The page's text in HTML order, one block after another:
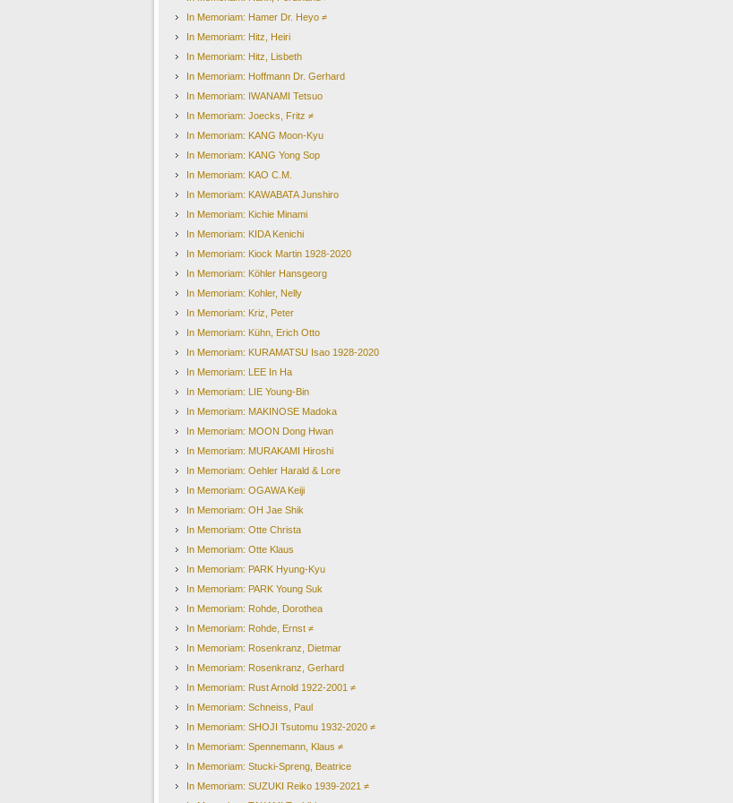
In Memoriam: Hamer Dr. Heyo ≠
In Memoriam: Hitz, Heiri
In Memoriam: Hitz, Lisbeth
In Memoriam: Hoffmann Dr. Gerhard
In Memoriam: IWANAMI Tetsuo
In Memoriam: Joecks, Fritz ≠
In Memoriam: KANG Moon-Kyu
In Memoriam: KANG Yong Sop
In Memoriam: KAO C.M.
In Memoriam: KAWABATA Junshiro
In Memoriam: Kichie Minami
In Memoriam: KIDA Kenichi
In Memoriam: Kiock Martin 1928-2020
In Memoriam: Köhler Hansgeorg
In Memoriam: Kohler, Nelly
In Memoriam: Kriz, Peter
In Memoriam: Kühn, Erich Otto
In Memoriam: KURAMATSU Isao 1928-2020
In Memoriam: LEE In Ha
In Memoriam: LIE Young-Bin
In Memoriam: MAKINOSE Madoka
In Memoriam: MOON Dong Hwan
In Memoriam: MURAKAMI Hiroshi
In Memoriam: Oehler Harald & Lore
In Memoriam: OGAWA Keiji
In Memoriam: OH Jae Shik
In Memoriam: Otte Christa
In Memoriam: Otte Klaus
In Memoriam: PARK Hyung-Kyu
In Memoriam: PARK Young Suk
In Memoriam: Rohde, Dorothea
In Memoriam: Rohde, Ernst ≠
In Memoriam: Rosenkranz, Dietmar
In Memoriam: Rosenkranz, Gerhard
In Memoriam: Rust Arnold 1922-2001 ≠
In Memoriam: Schneiss, Paul
In Memoriam: SHOJI Tsutomu 1932-2020 ≠
In Memoriam: Spennemann, Klaus ≠
In Memoriam: Stucki-Spreng, Beatrice
In Memoriam: SUZUKI Reiko 1939-2021 ≠